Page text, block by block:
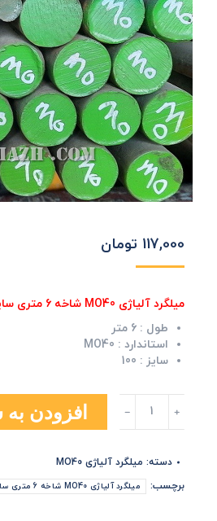
117,000 تومان
میلگرد آلیاژی MO40 شاخه 6 متری سایز 100
طول : 6 متر
استاندارد : MO40
سایز : 100
آلیاژی
MO40
6
متری
سایز
افزودن
دسته: میلگرد آلیاژی MO40
برچسب:
میلگرد آلیاژی MO40 شاخه 6 متری سایز 100